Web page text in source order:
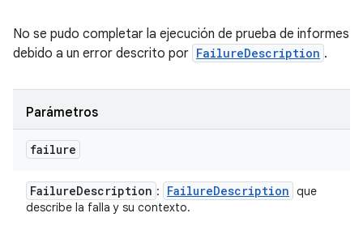
No se pudo completar la ejecución de prueba de informes
debido a un error descrito por FailureDescription .
Parámetros
failure
FailureDescription : FailureDescription que
describe la falla y su contexto.